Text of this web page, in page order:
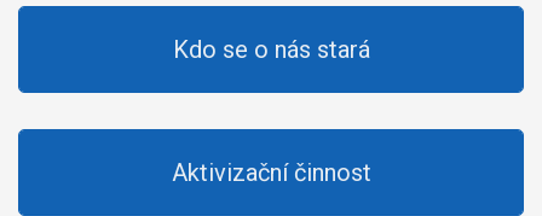
Kdo se o nás stará
Aktivizační činnost